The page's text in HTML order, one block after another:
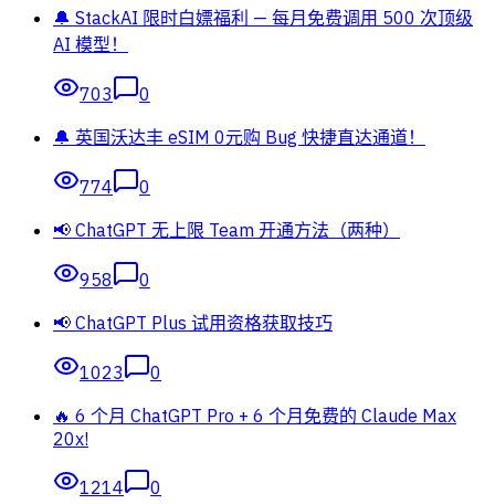
🔔 StackAI 限时白嫖福利 — 每月免费调用 500 次顶级
AI 模型！
703
0
🔔 英国沃达丰 eSIM 0元购 Bug 快捷直达通道！
774
0
📢 ChatGPT 无上限 Team 开通方法（两种）
958
0
📢 ChatGPT Plus 试用资格获取技巧
1023
0
🔥 6 个月 ChatGPT Pro + 6 个月免费的 Claude Max
20x!
1214 0